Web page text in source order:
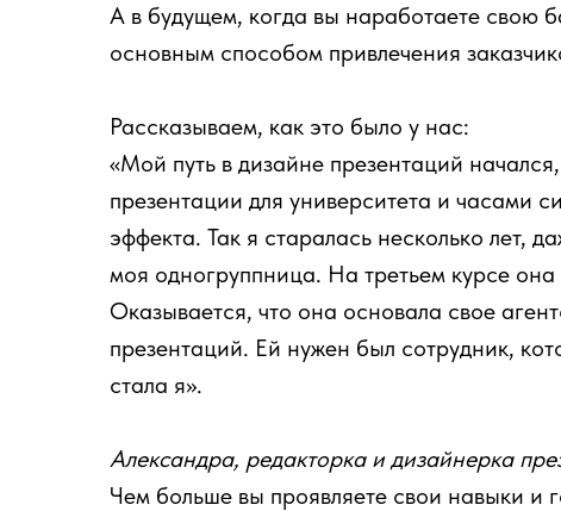
А в будущем, когда вы наработаете свою
основным способом привлечения
Рассказываем, как это было у нас:
«Мой путь в дизайне презентаций
презентации для университета и часами
эффекта. Так я старалась несколько лет,
моя одногруппница. На третьем курсе
Оказывается, что она основала свое
презентаций. Ей нужен был сотрудник,
стала я».
Александра, редакторка и дизайнерка
Чем больше вы проявляете свои навыки и